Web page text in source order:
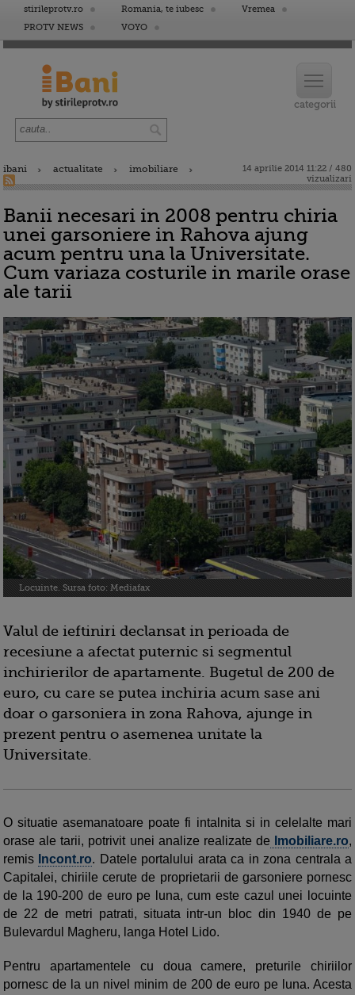
stirileprotv.ro Romania, te iubesc
Vremea
PROTV NEWS
VOYO
ibani actualitate imobiliare
14 aprilie 2014 11:22 / 480
vizualizari
Banii necesari in 2008 pentru chiria
unei garsoniere in Rahova ajung
acum pentru una la Universitate.
Cum variaza costurile in marile orase
ale tarii
Locuinte. Sursa foto: Mediafax
Valul de ieftiniri declansat in perioada de
recesiune a afectat puternic si segmentul
inchirierilor de apartamente. Bugetul de 200 de
euro, cu care se putea inchiria acum sase ani
doar o garsoniera in zona Rahova, ajunge in
prezent pentru o asemenea unitate la
Universitate.
O situatie asemanatoare poate fi intalnita si in celelalte mari
orase ale tarii, potrivit unei analize realizate de Imobiliare.ro,
remis Incont.ro. Datele portalului arata ca in zona centrala a
Capitalei, chiriile cerute de proprietarii de garsoniere pornesc
de la 190-200 de euro pe luna, cum este cazul unei locuinte
de 22 de metri patrati, situata intr-un bloc din 1940 de pe
Bulevardul Magheru, langa Hotel Lido.
Pentru apartamentele cu doua camere, preturile chiriilor
pornesc de la un nivel minim de 200 de euro pe luna. Acesta